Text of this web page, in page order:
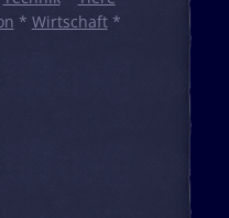
* Wirtschaft*